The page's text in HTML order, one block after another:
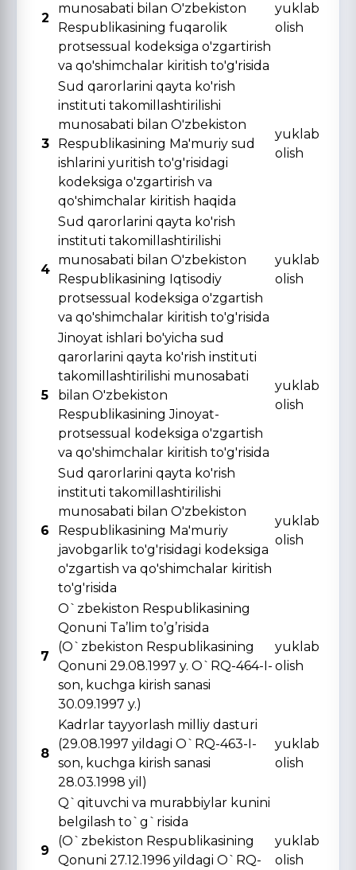
2
munosabati bilan O'zbekiston
Respublikasining fuqarolik
protsessual kodeksiga o'zgartirish
va qo'shimchalar kiritish to'g'risida
yuklab
olish
3
Sud qarorlarini qayta ko'rish
instituti takomillashtirilishi
munosabati bilan O'zbekiston
Respublikasining Ma'muriy sud
ishlarini yuritish to'g'risidagi
kodeksiga o'zgartirish va
qo'shimchalar kiritish haqida
yuklab
olish
4
Sud qarorlarini qayta ko'rish
instituti takomillashtirilishi
munosabati bilan O'zbekiston
Respublikasining Iqtisodiy
protsessual kodeksiga o'zgartish
va qo'shimchalar kiritish to'g'risida
yuklab
olish
5
Jinoyat ishlari bo'yicha sud
qarorlarini qayta ko'rish instituti
takomillashtirilishi munosabati
bilan O'zbekiston
Respublikasining Jinoyat-
protsessual kodeksiga o'zgartish
va qo'shimchalar kiritish to'g'risida
yuklab
olish
6
Sud qarorlarini qayta ko'rish
instituti takomillashtirilishi
munosabati bilan O'zbekiston
Respublikasining Ma'muriy
javobgarlik to'g'risidagi kodeksiga
o'zgartish va qo'shimchalar kiritish
to'g'risida
yuklab
olish
7
O`zbekiston Respublikasining
Qonuni Ta’lim to’g’risida
(O`zbekiston Respublikasining
Qonuni 29.08.1997 y. O`RQ-464-I-
son, kuchga kirish sanasi
30.09.1997 y.)
yuklab
olish
8
Kadrlar tayyorlash milliy dasturi
(29.08.1997 yildagi O`RQ-463-I-
son, kuchga kirish sanasi
28.03.1998 yil)
yuklab
olish
9
Q`qituvchi va murabbiylar kunini
belgilash to`g`risida
(O`zbekiston Respublikasining
Qonuni 27.12.1996 yildagi O`RQ-
yuklab
olish